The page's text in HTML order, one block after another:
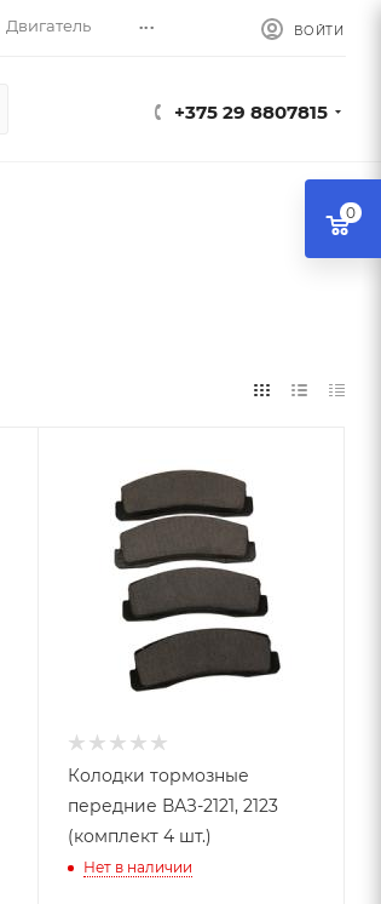
Двигатель ... ВОЙТИ
+375 29 8807815
Колодки тормозные
передние ВАЗ-2121, 2123
(комплект 4 шт.)
Нет в наличии
0